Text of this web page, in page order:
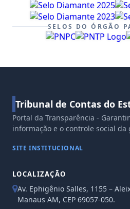
SELOS DO ÓRGÃO
Tribunal de Contas do
Portal da Transparência -
informação e o controle social da
SITE INSTITUCIONAL
LOCALIZAÇÃO
Av. Ephigênio Salles, 1155 –
Manaus AM, CEP 69057-050.